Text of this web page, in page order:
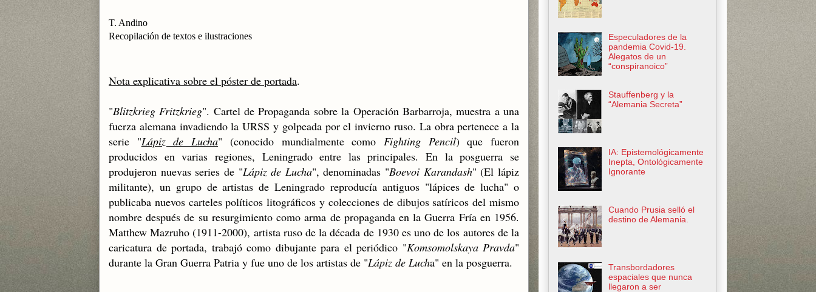
T. Andino
Recopilación de textos e ilustraciones
Nota explicativa sobre el póster de portada.
"Blitzkrieg Fritzkrieg". Cartel de Propaganda sobre la Operación Barbarroja, muestra a una
fuerza alemana invadiendo la URSS y golpeada por el invierno ruso. La obra pertenece a la
serie "Lápiz de Lucha" (conocido mundialmente como Fighting Pencil) que fueron
producidos en varias regiones, Leningrado entre las principales. En la posguerra se
produjeron nuevas series de "Lápiz de Lucha", denominadas "Boevoi Karandash" (El lápiz
militante), un grupo de artistas de Leningrado reproducía antiguos "lápices de lucha" o
publicaba nuevos carteles políticos litográficos y colecciones de dibujos satíricos del mismo
nombre después de su resurgimiento como arma de propaganda en la Guerra Fría en 1956.
Matthew Mazruho (1911-2000), artista ruso de la década de 1930 es uno de los autores de la
caricatura de portada, trabajó como dibujante para el periódico "Komsomolskaya Pravda"
durante la Gran Guerra Patria y fue uno de los artistas de "Lápiz de Lucha" en la posguerra.
Especuladores de la
pandemia Covid-19.
Alegatos de un
“conspiranoico”
Stauffenberg y la
“Alemania Secreta”
IA: Epistemológicamente
Inepta, Ontológicamente
Ignorante
Cuando Prusia selló el
destino de Alemania.
Transbordadores
espaciales que nunca
llegaron a ser